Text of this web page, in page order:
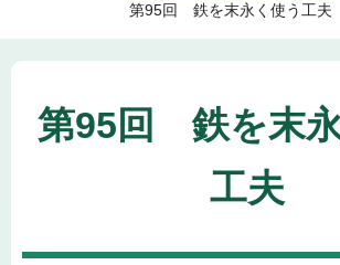
先
頭
第95回 鉄を末永く使う工夫
第95回 鉄を末
工夫